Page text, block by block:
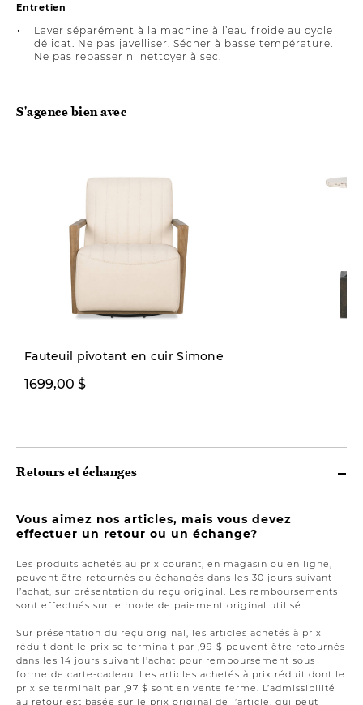
Entretien
Laver séparément à la machine à l’eau froide au cycle
délicat. Ne pas javelliser. Sécher à basse température.
Ne pas repasser ni nettoyer à sec.
S'agence bien avec
Fauteuil pivotant en cuir Simone
1699,00 $
Retours et échanges
Vous aimez nos articles, mais vous devez
effectuer un retour ou un échange?
Les produits achetés au prix courant, en magasin ou en ligne,
peuvent être retournés ou échangés dans les 30 jours suivant
l’achat, sur présentation du reçu original. Les remboursements
sont effectués sur le mode de paiement original utilisé.
Sur présentation du reçu original, les articles achetés à prix
réduit dont le prix se terminait par ,99 $ peuvent être retournés
dans les 14 jours suivant l’achat pour remboursement sous
forme de carte-cadeau. Les articles achetés à prix réduit dont le
prix se terminait par ,97 $ sont en vente ferme. L’admissibilité
au retour est basée sur le prix original de l’article, qui peut